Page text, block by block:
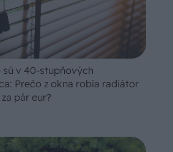
sú v 40-stupňových
Prečo z okna robia radiátor
pár eur?